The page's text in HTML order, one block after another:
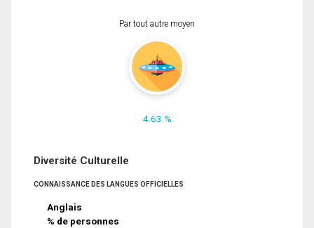
Par tout autre moyen
4.63 %
Diversité Culturelle
CONNAISSANCE DES LANGUES OFFICIELLES
Anglais
% de personnes